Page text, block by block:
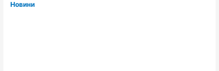
Новини